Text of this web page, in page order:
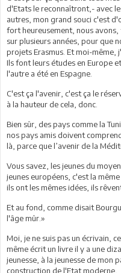
d'Etats le reconnaîtront,- avec
autres, mon grand souci c'est
fort heureusement, nous avons,
sur plusieurs années, pour que
projets Erasmus. Et moi-
Ils font leurs études en Europe
l'autre a été en Espagne.
C'est ça l'avenir, c'est ça le
à la hauteur de cela, donc.
Bien sûr, des pays comme la
nos pays amis doivent
là, parce que l’avenir de la
Vous savez, les jeunes du
jeunes européens, c'est la
ils ont les mêmes idées, ils
Et au fond, comme disait
l'âge mûr.»
Moi, je ne suis pas un écrivain,
même écrit un livre il y a une
jeunesse, à la jeunesse de mon
construction de l'Etat